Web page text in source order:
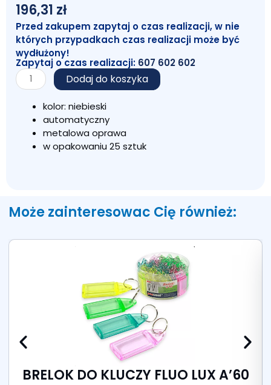
196,31 zł
Przed zakupem zapytaj o czas realizacji, w nie
których przypadkach czas realizacji może być
wydłużony!
Zapytaj o czas realizacji: 607 602 602
ilość
Długopis
Dodaj do koszyka
kolor: niebieski
automatyczny
metalowa oprawa
w opakowaniu 25 sztuk
Może zainteresowac Cię również:
BRELOK DO KLUCZY FLUO LUX A’60